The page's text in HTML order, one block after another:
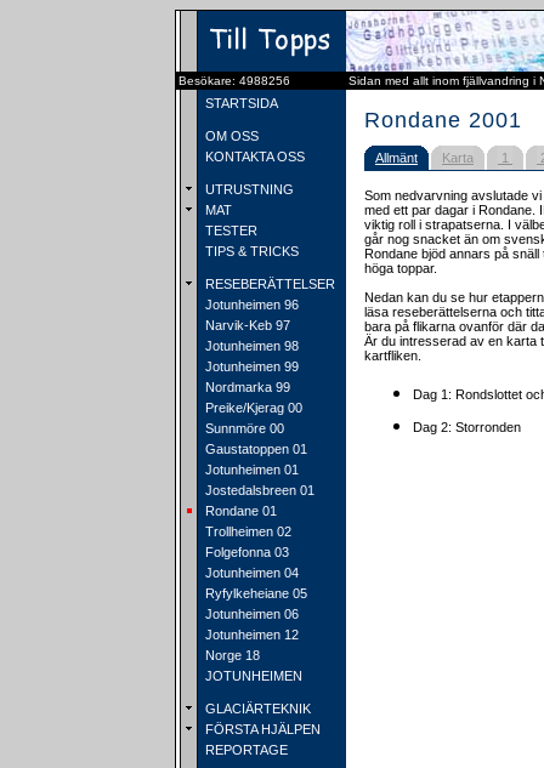
Besökare: 4988256 Sidan med allt inom fjällvandring i
STARTSIDA
OM OSS
KONTAKTA OSS
UTRUSTNING
MAT
TESTER
TIPS & TRICKS
RESEBERÄTTELSER
Jotunheimen 96
Narvik-Keb 97
Jotunheimen 98
Jotunheimen 99
Nordmarka 99
Preike/Kjerag 00
Sunnmöre 00
Gaustatoppen 01
Jotunheimen 01
Jostedalsbreen 01
Rondane 01
Trollheimen 02
Folgefonna 03
Jotunheimen 04
Ryfylkeheiane 05
Jotunheimen 06
Jotunheimen 12
Norge 18
JOTUNHEIMEN
GLACIÄRTEKNIK
FÖRSTA HJÄLPEN
REPORTAGE
Rondane 2001
Allmänt Karta 1
Som nedvarvning avslutade
med ett par dagar i Rondane.
viktig roll i strapatserna. I
går nog snacket än om
Rondane bjöd annars på
höga toppar.
Nedan kan du se hur
läsa reseberättelserna och
bara på flikarna ovanför där
Är du intresserad av en karta
kartfliken.
Dag 1: Rondslottet
Dag 2: Storronden